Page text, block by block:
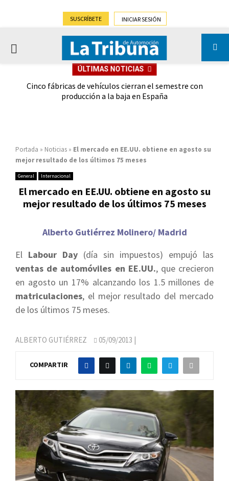
SUSCRÍBETE INICIAR SESIÓN
PRIMARY
ÚLTIMAS NOTICIAS
Cinco fábricas de vehículos cierran el semestre con
producción a la baja en España
Portada » Noticias » El mercado en EE.UU. obtiene en agosto su
mejor resultado de los últimos 75 meses
General Internacional
El mercado en EE.UU. obtiene en agosto su
mejor resultado de los últimos 75 meses
Alberto Gutiérrez Molinero/ Madrid
El Labour Day (día sin impuestos) empujó las
ventas de automóviles en EE.UU., que crecieron
en agosto un 17% alcanzando los 1.5 millones de
matriculaciones, el mejor resultado del mercado
de los últimos 75 meses.
ALBERTO GUTIÉRREZ 05/09/2013 |
COMPARTIR